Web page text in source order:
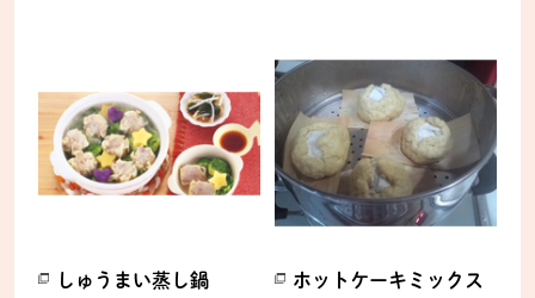
しゅうまい蒸し鍋
ホットケーキミックス